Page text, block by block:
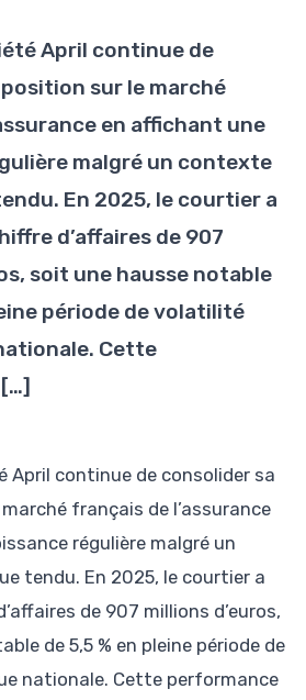
April continue de
sur le marché
en affichant une
malgré un contexte
En 2025, le courtier a
d’affaires de 907
soit une hausse notable
période de volatilité
Cette
April continue de consolider sa
français de l’assurance
régulière malgré un
tendu. En 2025, le courtier a
de 907 millions d’euros,
de 5,5 % en pleine période de
nationale. Cette performance